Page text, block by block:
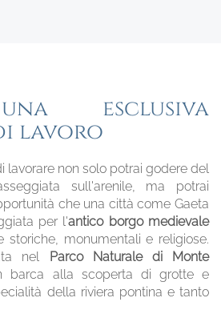
esclusiva
lavoro
lavorare non solo potrai godere del
sull'arenile, ma potrai
che una città come Gaeta
per l'antico borgo medievale
storiche, monumentali e religiose.
nel Parco Naturale di Monte
barca alla scoperta di grotte e
della riviera pontina e tanto